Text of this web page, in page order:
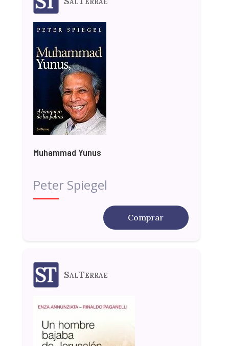
Muhammad Yunus
Peter Spiegel
Comprar
SalTerrae